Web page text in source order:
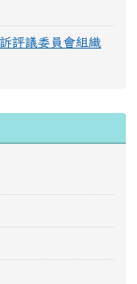
評議委員會組織